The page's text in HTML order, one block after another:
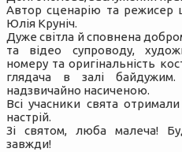
Автор сценарію та режисер
Юлія Круніч.
Дуже світла й сповнена
та відео супроводу,
номеру та оригінальність
глядача в залі
надзвичайно насиченою.
Всі учасники свята
настрій.
Зі святом, люба малеча!
завжди!